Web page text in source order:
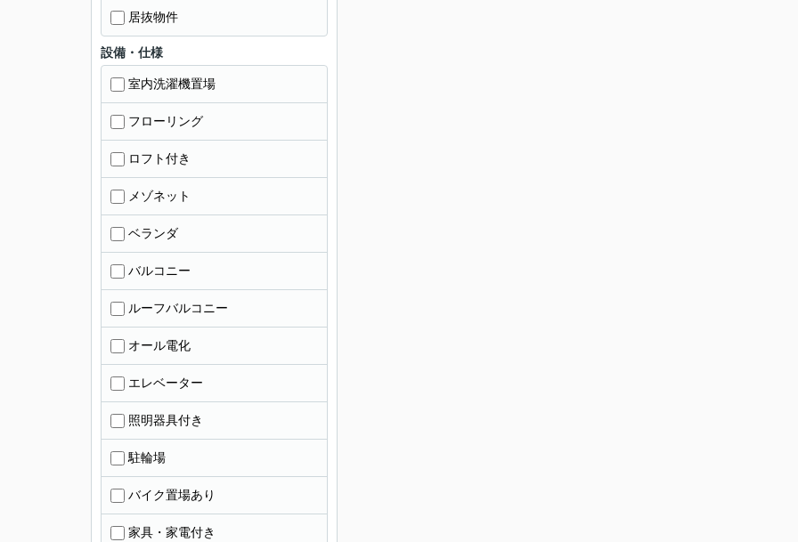
居抜物件
設備・仕様
室内洗濯機置場
フローリング
ロフト付き
メゾネット
ベランダ
バルコニー
ルーフバルコニー
オール電化
エレベーター
照明器具付き
駐輪場
バイク置場あり
家具・家電付き